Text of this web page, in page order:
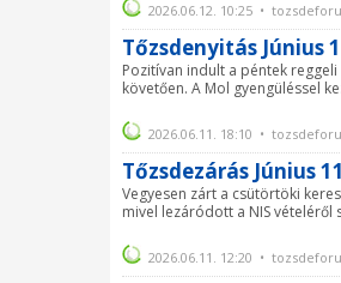
2026.06.12. 10:25 •
Tőzsdenyitás Június
Pozitívan indult a péntek
követően. A Mol gyengüléssel
2026.06.11. 18:10 •
Tőzsdezárás Június
Vegyesen zárt a csütörtöki
mivel lezáródott a NIS vételéről
2026.06.11. 12:20 •